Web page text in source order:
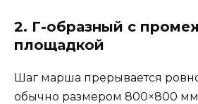
2. Г-образный с
площадкой
Шаг марша прерывается
обычно размером 800×800 мм